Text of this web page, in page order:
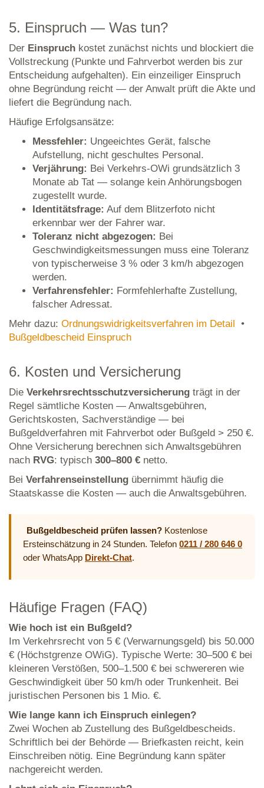
5. Einspruch — Was tun?
Der Einspruch kostet zunächst nichts und blockiert die
Vollstreckung (Punkte und Fahrverbot werden bis zur
Entscheidung aufgehalten). Ein einzeiliger Einspruch
ohne Begründung reicht — der Anwalt prüft die Akte und
liefert die Begründung nach.
Häufige Erfolgsansätze:
Messfehler: Ungeeichtes Gerät, falsche
Aufstellung, nicht geschultes Personal.
Verjährung: Bei Verkehrs-OWi grundsätzlich 3
Monate ab Tat — solange kein Anhörungsbogen
zugestellt wurde.
Identitätsfrage: Auf dem Blitzerfoto nicht
erkennbar wer der Fahrer war.
Toleranz nicht abgezogen: Bei
Geschwindigkeitsmessungen muss eine Toleranz
von typischerweise 3 % oder 3 km/h abgezogen
werden.
Verfahrensfehler: Formfehlerhafte Zustellung,
falscher Adressat.
Mehr dazu: Ordnungswidrigkeitsverfahren im Detail •
Bußgeldbescheid Einspruch
6. Kosten und Versicherung
Die Verkehrsrechtsschutzversicherung trägt in der
Regel sämtliche Kosten — Anwaltsgebühren,
Gerichtskosten, Sachverständige — bei
Bußgeldverfahren mit Fahrverbot oder Bußgeld > 250 €.
Ohne Versicherung berechnen sich Anwaltsgebühren
nach RVG: typisch 300–800 € netto.
Bei Verfahrenseinstellung übernimmt häufig die
Staatskasse die Kosten — auch die Anwaltsgebühren.
Bußgeldbescheid prüfen lassen? Kostenlose
Ersteinschätzung in 24 Stunden. Telefon 0211 / 280 646 0
oder WhatsApp Direkt-Chat.
Häufige Fragen (FAQ)
Wie hoch ist ein Bußgeld?
Im Verkehrsrecht von 5 € (Verwarnungsgeld) bis 50.000
€ (Höchstgrenze OWiG). Typische Werte: 30–500 € bei
kleineren Verstößen, 500–1.500 € bei schwereren wie
Geschwindigkeit über 50 km/h oder Trunkenheit. Bei
juristischen Personen bis 1 Mio. €.
Wie lange kann ich Einspruch einlegen?
Zwei Wochen ab Zustellung des Bußgeldbescheids.
Schriftlich bei der Behörde — Briefkasten reicht, kein
Einschreiben nötig. Eine Begründung kann später
nachgereicht werden.